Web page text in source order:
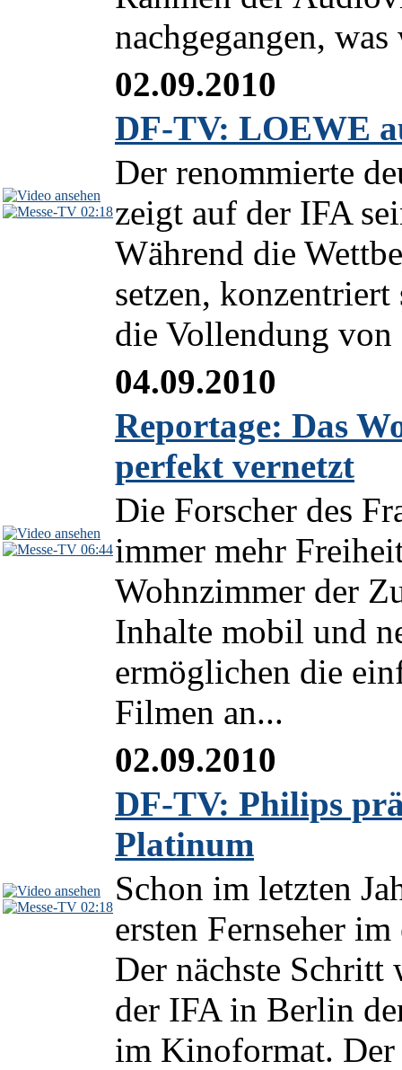
nachgegangen,
02:18
02.09.2010
DF-TV: LOEWE
Der renommierte
zeigt auf der IFA
Während die
setzen,
die Vollendung
06:44
04.09.2010
Reportage: Das
perfekt vernetzt
Die Forscher des
immer mehr
Wohnzimmer der
Inhalte mobil und
ermöglichen die
Filmen an...
02:18
02.09.2010
DF-TV: Philips
Platinum
Schon im letzten
ersten Fernseher
Der nächste
der IFA in Berlin
im Kinoformat. Der